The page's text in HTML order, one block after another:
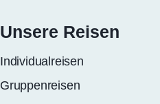
Unsere Reisen
Individualreisen
Gruppenreisen